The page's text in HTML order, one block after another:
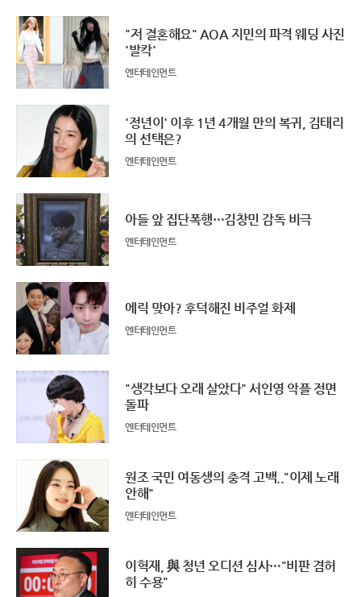
"저 결혼해요" AOA 지민의 파격 웨딩 사진
'발칵'
엔터테인먼트
'정년이' 이후 1년 4개월 만의 복귀, 김태리
의 선택은?
엔터테인먼트
아들 앞 집단폭행…김창민 감독 비극
엔터테인먼트
에릭 맞아? 후덕해진 비주얼 화제
엔터테인먼트
"생각보다 오래 살았다" 서인영 악플 정면
돌파
엔터테인먼트
원조 국민 여동생의 충격 고백.."이제 노래
안해"
엔터테인먼트
이혁재, 與 청년 오디션 심사…"비판 겸허
히 수용"